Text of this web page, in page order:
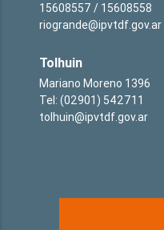
15608557 / 15608558
riogrande@ipvtdf.gov.ar
Tolhuin
Mariano Moreno 1396
Tel: (02901) 542711
tolhuin@ipvtdf.gov.ar